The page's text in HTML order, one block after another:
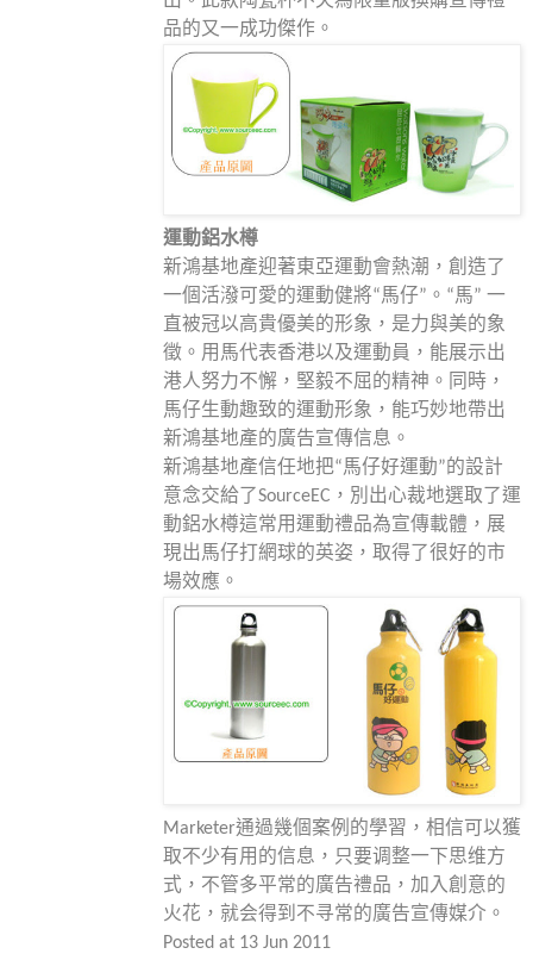
品的又一成功傑作。
運動鋁水樽
新鴻基地產迎著東亞運動會熱潮，創造了
一個活潑可愛的運動健將“馬仔”。“馬” 一
直被冠以高貴優美的形象，是力與美的象
徵。用馬代表香港以及運動員，能展示出
港人努力不懈，堅毅不屈的精神。同時，
馬仔生動趣致的運動形象，能巧妙地帶出
新鴻基地產的廣告宣傳信息。
新鴻基地產信任地把“馬仔好運動”的設計
意念交給了SourceEC，別出心裁地選取了運
動鋁水樽這常用運動禮品為宣傳載體，展
現出馬仔打網球的英姿，取得了很好的市
場效應。
Marketer通過幾個案例的學習，相信可以獲
取不少有用的信息，只要调整一下思维方
式，不管多平常的廣告禮品，加入創意的
火花，就会得到不寻常的廣告宣傳媒介。
Posted at 13 Jun 2011